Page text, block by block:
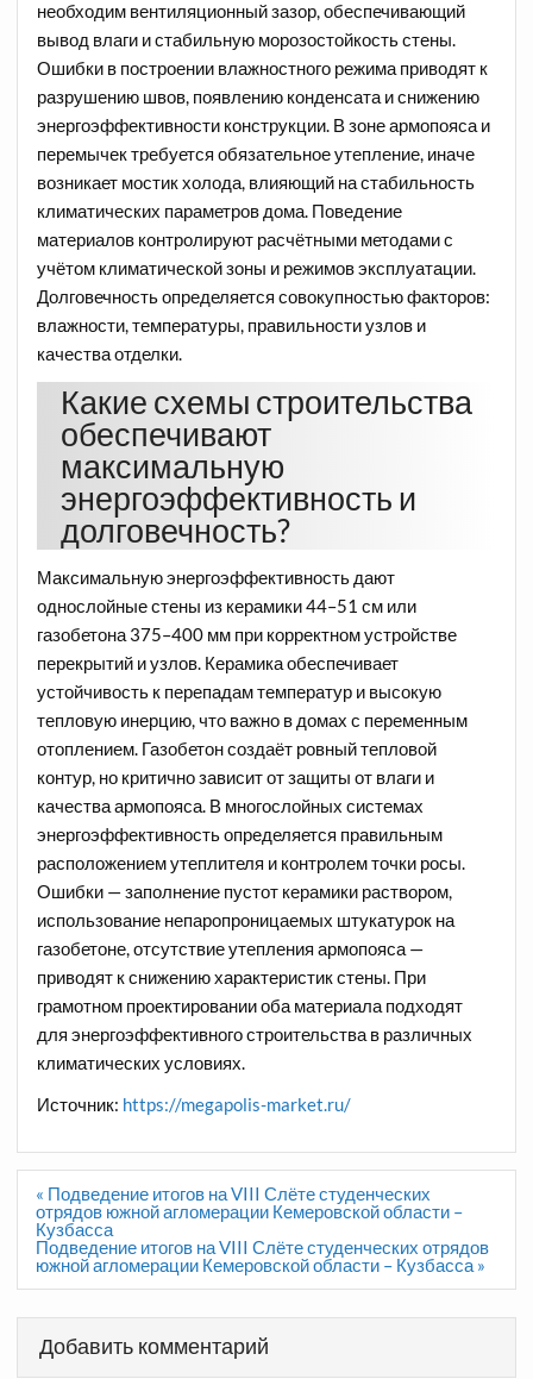
необходим вентиляционный зазор, обеспечивающий
вывод влаги и стабильную морозостойкость стены.
Ошибки в построении влажностного режима приводят к
разрушению швов, появлению конденсата и снижению
энергоэффективности конструкции. В зоне армопояса и
перемычек требуется обязательное утепление, иначе
возникает мостик холода, влияющий на стабильность
климатических параметров дома. Поведение
материалов контролируют расчётными методами с
учётом климатической зоны и режимов эксплуатации.
Долговечность определяется совокупностью факторов:
влажности, температуры, правильности узлов и
качества отделки.
Какие схемы строительства
обеспечивают
максимальную
энергоэффективность и
долговечность?
Максимальную энергоэффективность дают
однослойные стены из керамики 44–51 см или
газобетона 375–400 мм при корректном устройстве
перекрытий и узлов. Керамика обеспечивает
устойчивость к перепадам температур и высокую
тепловую инерцию, что важно в домах с переменным
отоплением. Газобетон создаёт ровный тепловой
контур, но критично зависит от защиты от влаги и
качества армопояса. В многослойных системах
энергоэффективность определяется правильным
расположением утеплителя и контролем точки росы.
Ошибки — заполнение пустот керамики раствором,
использование непаропроницаемых штукатурок на
газобетоне, отсутствие утепления армопояса —
приводят к снижению характеристик стены. При
грамотном проектировании оба материала подходят
для энергоэффективного строительства в различных
климатических условиях.
Источник: https://megapolis-market.ru/
Навигация
по
записям
« Подведение итогов на VIII Слёте студенческих
отрядов южной агломерации Кемеровской области –
Кузбасса
Подведение итогов на VIII Слёте студенческих отрядов
южной агломерации Кемеровской области – Кузбасса »
Добавить комментарий